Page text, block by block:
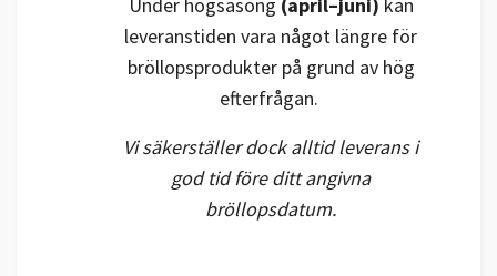
leveranstiden vara något längre för
bröllopsprodukter på grund av hög
efterfrågan.
Vi säkerställer dock alltid leverans i
god tid före ditt angivna
bröllopsdatum.